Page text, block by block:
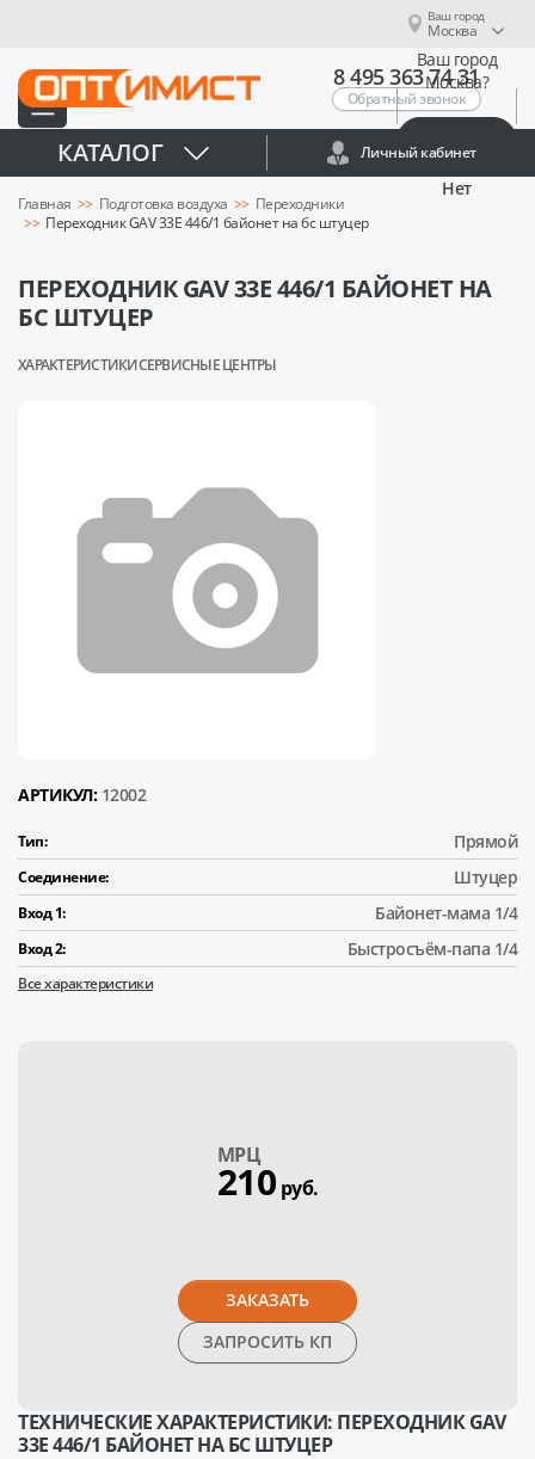
Ваш город
Москва
Ваш город
Москва?
Нет
8 495 363 74 31
Обратный звонок
КАТАЛОГ Личный кабинет
Главная Подготовка воздуха
Переходники
Переходник GAV 33Е 446/1 байонет на бс штуцер
ПЕРЕХОДНИК GAV 33Е 446/1 БАЙОНЕТ НА
БС ШТУЦЕР
ХАРАКТЕРИСТИКИСЕРВИСНЫЕ ЦЕНТРЫ
АРТИКУЛ: 12002
Тип: Прямой
Соединение: Штуцер
Вход 1: Байонет-мама 1/4
Вход 2: Быстросъём-папа 1/4
Все характеристики
МPЦ
210 руб.
ЗАКАЗАТЬ
ЗАПРОСИТЬ КП
ТЕХНИЧЕСКИЕ ХАРАКТЕРИСТИКИ: ПЕРЕХОДНИК GAV
33Е 446/1 БАЙОНЕТ НА БС ШТУЦЕР